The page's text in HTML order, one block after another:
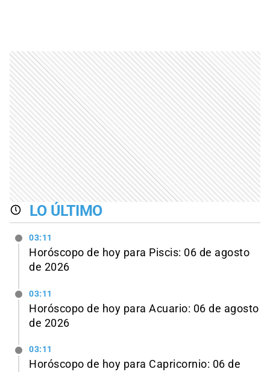
LO ÚLTIMO
03:11
Horóscopo de hoy para Piscis: 06 de agosto
de 2026
03:11
Horóscopo de hoy para Acuario: 06 de agosto
de 2026
03:11
Horóscopo de hoy para Capricornio: 06 de